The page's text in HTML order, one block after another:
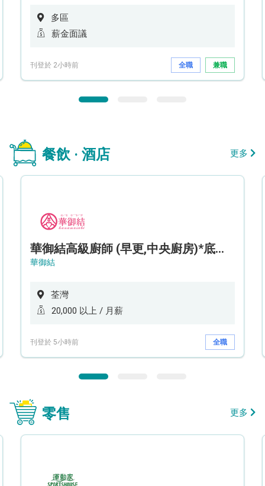
多區
薪金面議
刊登於 2小時前 全職 兼職
餐飲 · 酒店 更多
華御結高級廚師 (早更,中央廚房)*底薪可達20k* (5天工作週)
華御結
荃灣
20,000 以上 / 月薪
刊登於 5小時前 全職
零售 更多